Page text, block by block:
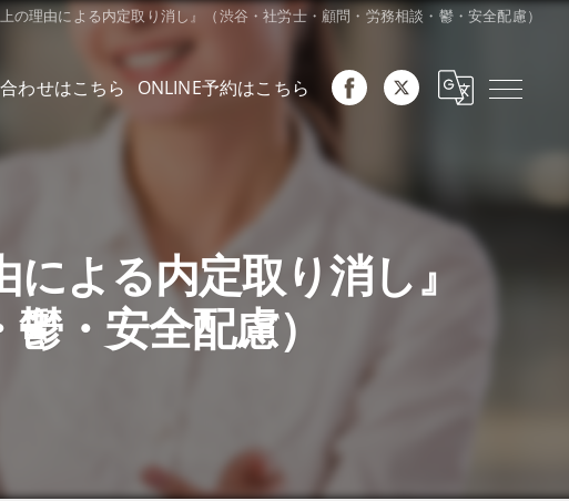
の理由による内定取り消し』（渋谷・社労士・顧問・労務相談・鬱・安全配慮）
わせはこちら ONLINE予約はこちら
よる内定取り消し』
・安全配慮）